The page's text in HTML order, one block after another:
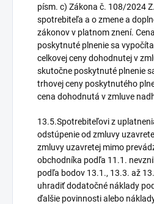
písm. c) Zákona č. 108/2024
spotrebiteľa a o zmene a
zákonov v platnom znení.
poskytnuté plnenie sa
celkovej ceny dohodnutej v
skutočne poskytnuté plnenie
trhovej ceny poskytnutého
cena dohodnutá v zmluve
13.5.Spotrebiteľovi z
odstúpenie od zmluvy
zmluvy uzavretej mimo
obchodníka podľa 11.1.
podľa bodov 13.1., 13.3. až
uhradiť dodatočné náklady
ďalšie povinnosti alebo